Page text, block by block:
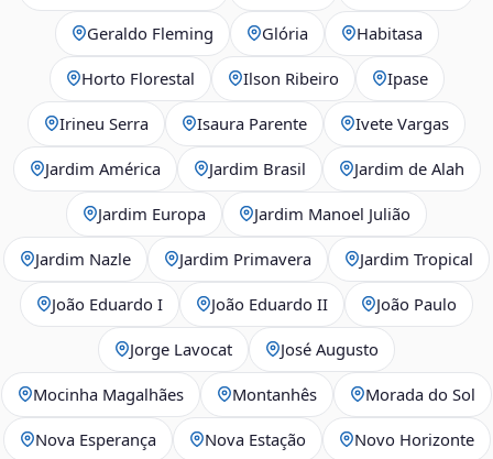
Geraldo Fleming Glória Habitasa
Horto Florestal Ilson Ribeiro Ipase
Irineu Serra Isaura Parente Ivete Vargas
Jardim América Jardim Brasil Jardim de Alah
Jardim Europa Jardim Manoel Julião
Jardim Nazle Jardim Primavera Jardim Tropical
João Eduardo I João Eduardo II João Paulo
Jorge Lavocat José Augusto
Mocinha Magalhães Montanhês Morada do Sol
Nova Esperança Nova Estação Novo Horizonte